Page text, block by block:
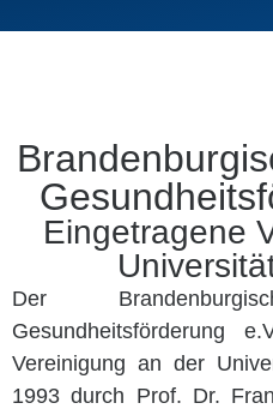
Eingetragene
Der
Gesundheitsförderung
Vereinigung an der
1993 durch Prof. Dr.